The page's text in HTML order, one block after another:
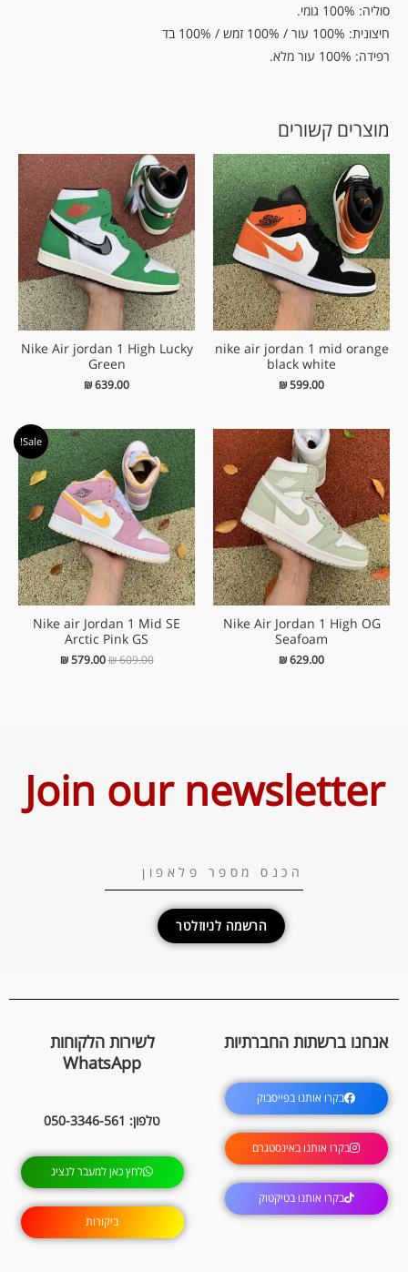
סוליה: 100% גומי.
חיצונית: 100% עור / 100% זמש / 100% בד
רפידה: 100% עור מלא.
מוצרים קשורים
nike air jordan 1 mid orange
black white
₪599.00
Nike Air jordan 1 High Lucky
Green
₪639.00
Nike Air Jordan 1 High OG
Seafoam
₪629.00
Sale!
Nike air Jordan 1 Mid SE
Arctic Pink GS
₪609.00
המחיר
המקורי
היה:
₪ 609.00.
₪579.00
המחיר
הנוכחי
הוא:
₪ 579.00.
Join our newsletter
הרשמה לניוזלטר
אנחנו ברשתות החברתיות
בקרו אותנו בפייסבוק
בקרו אותנו באינסטגרם
בקרו אותנו בטיקטוק
לשירות הלקוחות
WhatsApp
טלפון: 050-3346-561
לחץ כאן למעבר לנציג
ביקורות